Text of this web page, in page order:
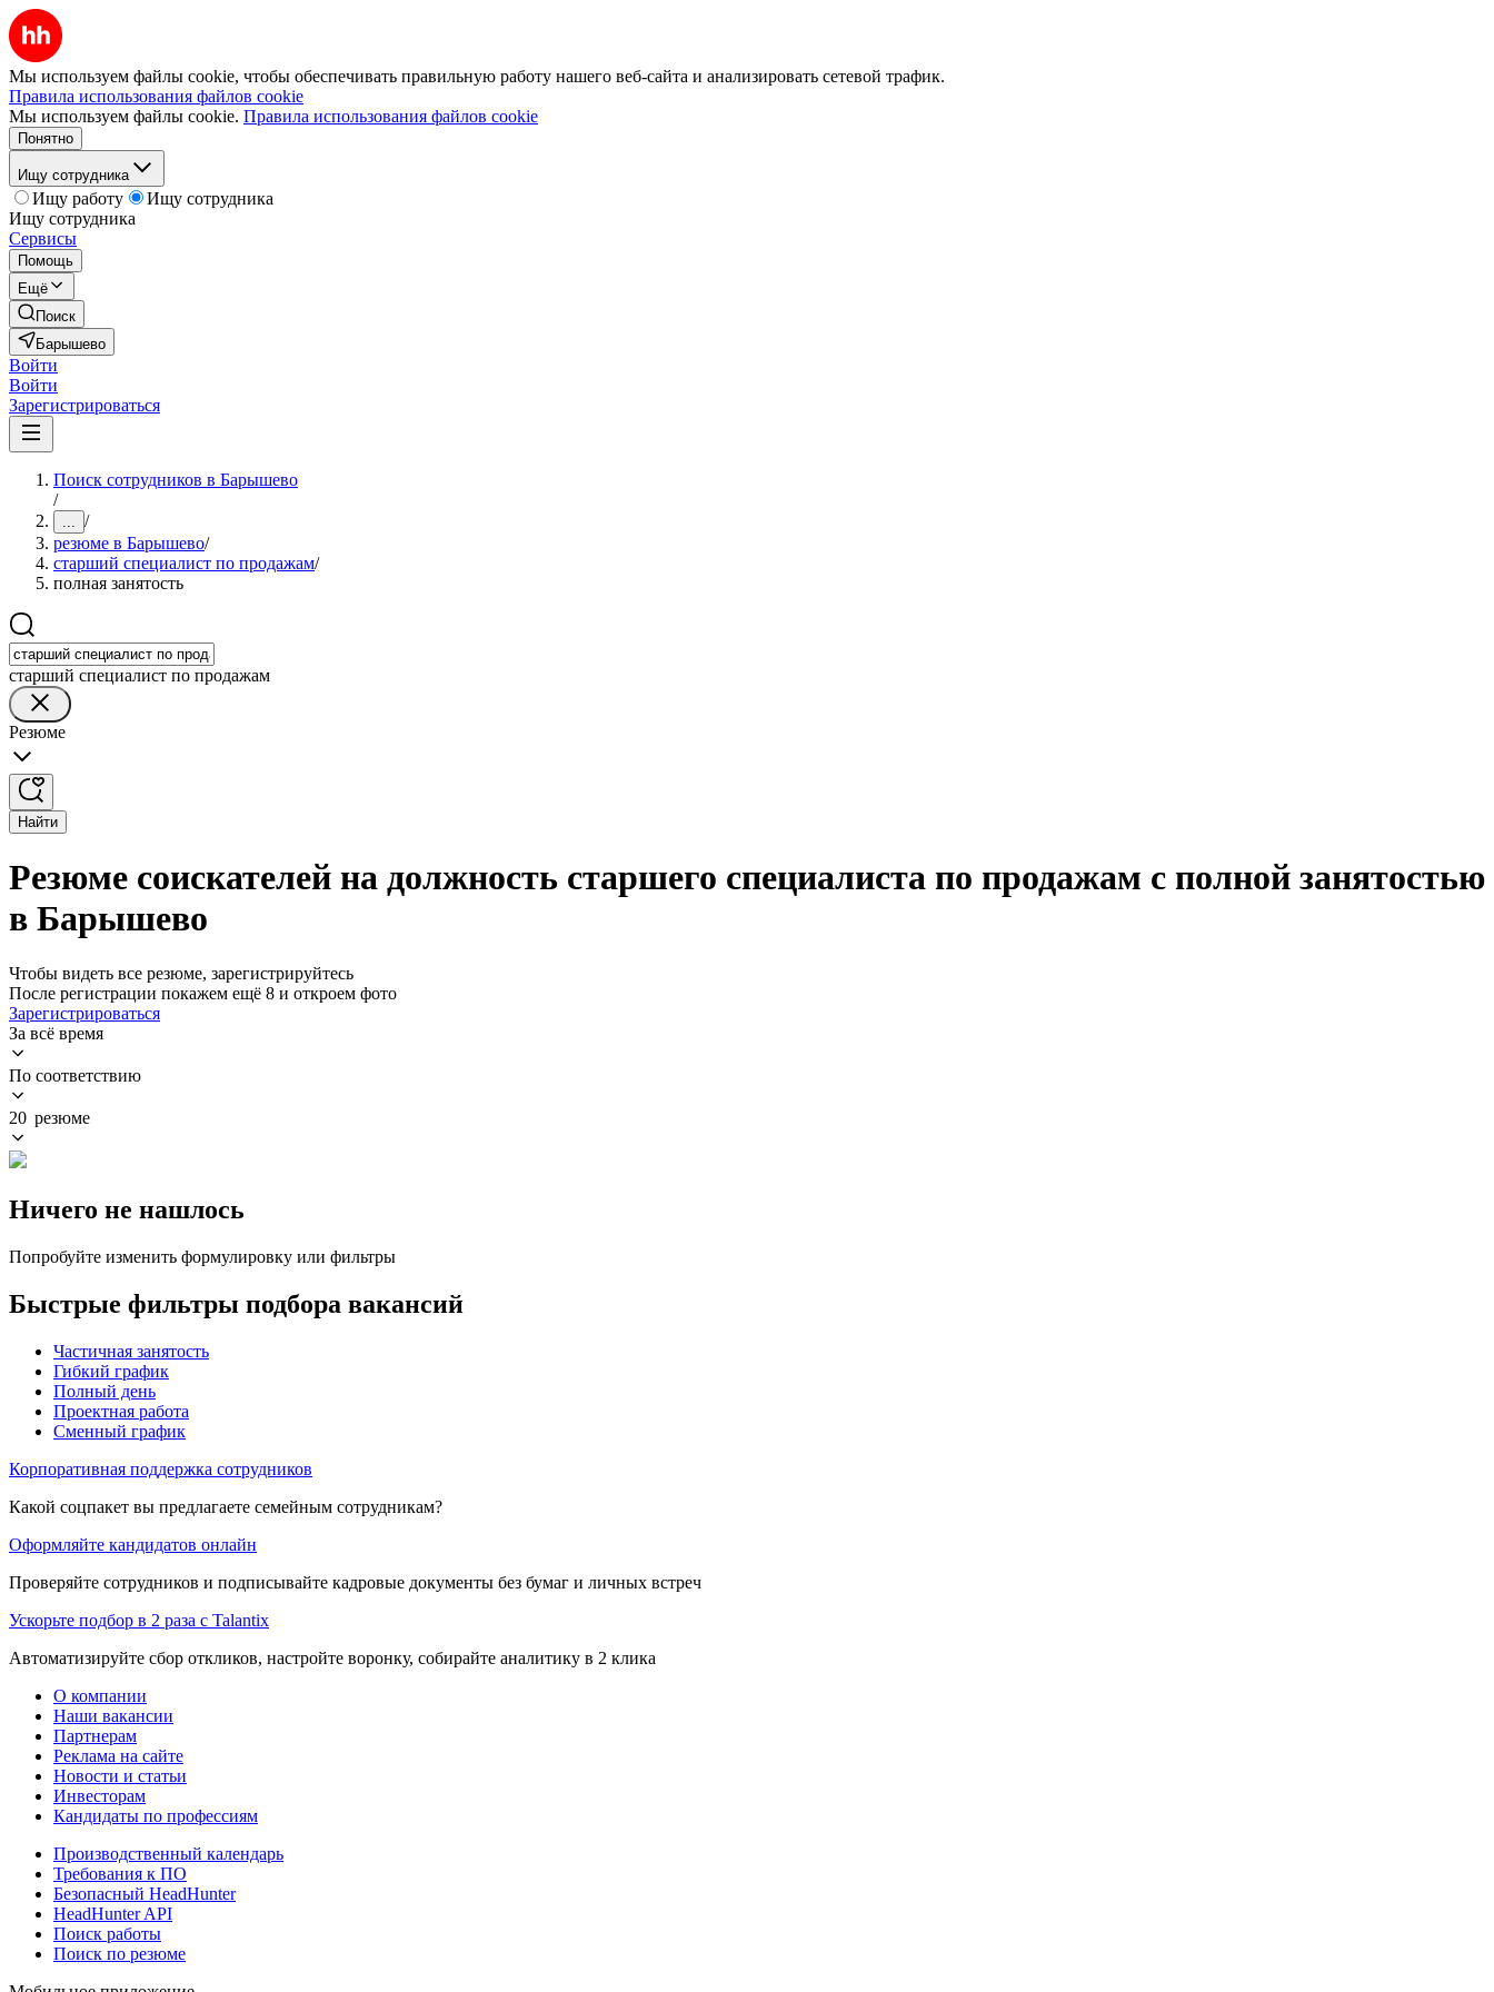
Мы используем файлы cookie, чтобы обеспечивать правильную работу нашего веб-сайта и анализировать сетевой трафик.
Правила использования файлов cookie
Мы используем файлы cookie. Правила использования файлов cookie
Понятно
Ищу сотрудника
Ищу работу
Ищу сотрудника
Ищу сотрудника
Сервисы
Помощь
Ещё
Поиск
Барышево
Войти
Войти
Зарегистрироваться
Поиск сотрудников в Барышево
/
... /
резюме в Барышево/
старший специалист по продажам/
полная занятость
старший специалист по продажам
Резюме
Найти
Резюме соискателей на должность старшего специалиста по продажам с полной занятостью
в Барышево
Чтобы видеть все резюме, зарегистрируйтесь
После регистрации покажем ещё 8 и откроем фото
Зарегистрироваться
За всё время
По соответствию
20 резюме
Ничего не нашлось
Попробуйте изменить формулировку или фильтры
Быстрые фильтры подбора вакансий
Частичная занятость
Гибкий график
Полный день
Проектная работа
Сменный график
Корпоративная поддержка сотрудников
Какой соцпакет вы предлагаете семейным сотрудникам?
Оформляйте кандидатов онлайн
Проверяйте сотрудников и подписывайте кадровые документы без бумаг и личных встреч
Ускорьте подбор в 2 раза с Talantix
Автоматизируйте сбор откликов, настройте воронку, собирайте аналитику в 2 клика
О компании
Наши вакансии
Партнерам
Реклама на сайте
Новости и статьи
Инвесторам
Кандидаты по профессиям
Производственный календарь
Требования к ПО
Безопасный HeadHunter
HeadHunter API
Поиск работы
Поиск по резюме